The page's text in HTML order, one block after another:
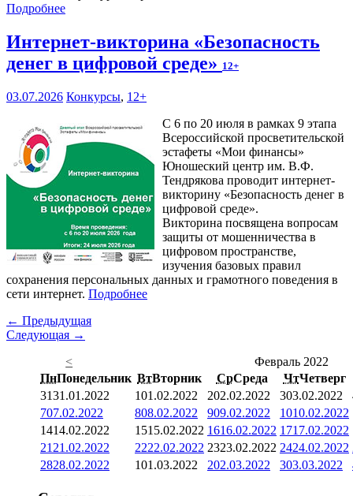
Подробнее
Интернет-викторина «Безопасность
денег в цифровой среде» 12+
03.07.2026 Конкурсы, 12+
С 6 по 20 июля в рамках 9 этапа
Всероссийской просветительской
эстафеты «Мои финансы»
Юношеский центр им. В.Ф.
Тендрякова проводит интернет-
викторину «Безопасность денег в
цифровой среде».
Викторина посвящена вопросам
защиты от мошенничества в
цифровом пространстве,
изучения базовых правил
сохранения персональных данных и грамотного поведения в
сети интернет. Подробнее
← Предыдущая
Следующая →
<
Февраль 2022
ПнПонедельник ВтВторник СрСреда ЧтЧетверг
3131.01.2022 101.02.2022 202.02.2022 303.02.2022
707.02.2022 808.02.2022 909.02.2022 1010.02.2022
1414.02.2022 1515.02.2022 1616.02.2022 1717.02.2022
21 21.02.2022 2222.02.2022 2323.02.2022 2424.02.2022
2828.02.2022 101.03.2022 202.03.2022 303.03.2022